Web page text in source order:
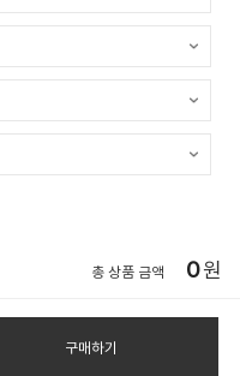
총 상품 금액 0원
구매하기